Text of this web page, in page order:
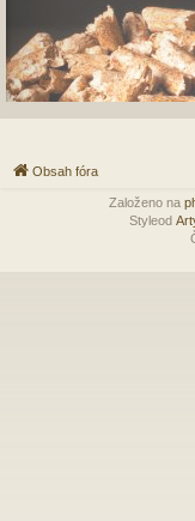
Obsah fóra
Založeno na
Styleod